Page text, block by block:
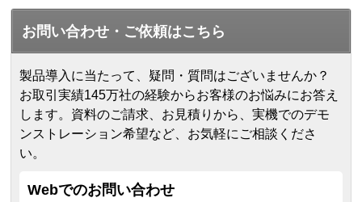
お問い合わせ・ご依頼はこちら
製品導入に当たって、疑問・質問はございませんか？
お取引実績145万社の経験からお客様のお悩みにお答え
します。 資料のご請求、お見積りから、実機でのデモ
ンストレーション希望など、お気軽にご相談くださ
い。
Webでのお問い合わせ